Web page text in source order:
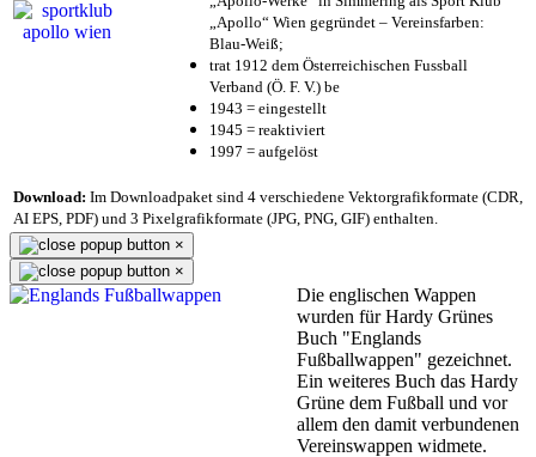
„Apollo“ Wien gegründet – Vereinsfarben:
Blau-Weiß;
trat 1912 dem Österreichischen Fussball
Verband (Ö. F. V.) be
1943 = eingestellt
1945 = reaktiviert
1997 = aufgelöst
Download: Im Downloadpaket sind 4 verschiedene Vektorgrafikformate (CDR,
AI EPS, PDF) und 3 Pixelgrafikformate (JPG, PNG, GIF) enthalten.
×
×
Die englischen Wappen
wurden für Hardy Grünes
Buch "Englands
Fußballwappen" gezeichnet.
Ein weiteres Buch das Hardy
Grüne dem Fußball und vor
allem den damit verbundenen
Vereinswappen widmete.